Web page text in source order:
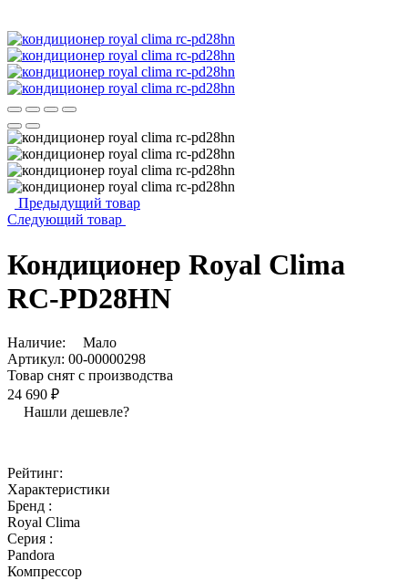
Предыдущий товар
Следующий товар
Кондиционер Royal Clima
RC-PD28HN
Наличие:
Мало
Артикул: 00-00000298
Товар снят с производства
24 690 ₽
Нашли дешевле?
Рейтинг:
Характеристики
Бренд :
Royal Clima
Серия :
Pandora
Компрессор